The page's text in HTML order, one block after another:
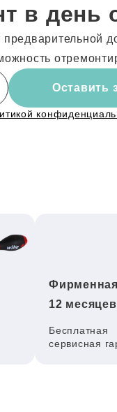
в день
Оставить
12 месяцев
Бесплатная
сервисная